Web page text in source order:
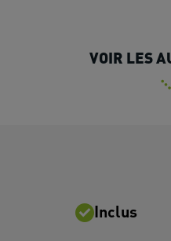
VOIR LES
Inclus